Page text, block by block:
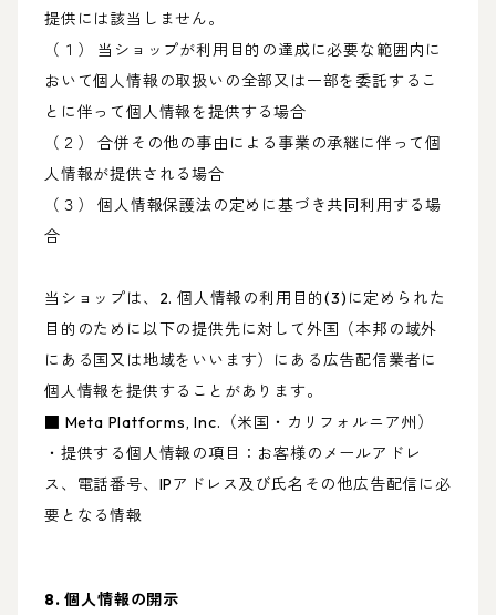
提供には該当しません。
（１） 当ショップが利用目的の達成に必要な範囲内に
おいて個人情報の取扱いの全部又は一部を委託するこ
とに伴って個人情報を提供する場合
（２） 合併その他の事由による事業の承継に伴って個
人情報が提供される場合
（３） 個人情報保護法の定めに基づき共同利用する場
合
当ショップは、2. 個人情報の利用目的(3)に定められた
目的のために以下の提供先に対して外国（本邦の域外
にある国又は地域をいいます）にある広告配信業者に
個人情報を提供することがあります。
■ Meta Platforms, Inc.（米国・カリフォルニア州）
・提供する個人情報の項目：お客様のメールアドレ
ス、電話番号、IPアドレス及び氏名その他広告配信に必
要となる情報
8. 個人情報の開示